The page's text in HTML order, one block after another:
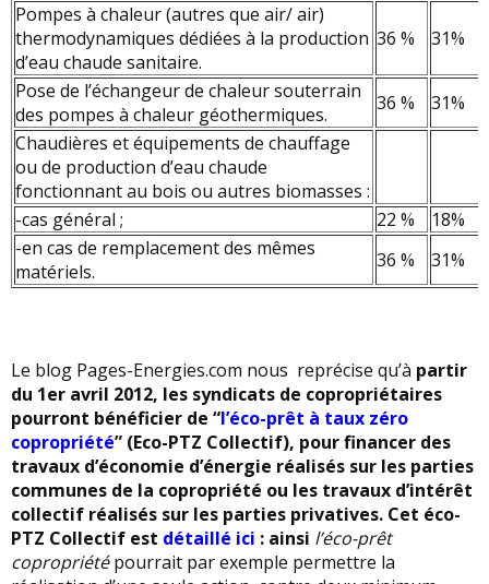
Pompes à chaleur (autres que air/ air)
thermodynamiques dédiées à la production
d’eau chaude sanitaire.
36 % 31%
Pose de l’échangeur de chaleur souterrain
des pompes à chaleur géothermiques.
36 %
31%
Chaudières et équipements de chauffage
ou de production d’eau chaude
fonctionnant au bois ou autres biomasses :
-cas général ;
22 %
18%
-en cas de remplacement des mêmes
matériels.
36 % 31%
Le blog Pages-Energies.com nous reprécise qu’à partir
du 1er avril 2012, les syndicats de copropriétaires
pourront bénéficier de “l’éco-prêt à taux zéro
copropriété” (Eco-PTZ Collectif), pour financer des
travaux d’économie d’énergie réalisés sur les parties
communes de la copropriété ou les travaux d’intérêt
collectif réalisés sur les parties privatives. Cet éco-
PTZ Collectif est détaillé ici : ainsi l’éco-prêt
copropriétépourrait par exemple permettre la